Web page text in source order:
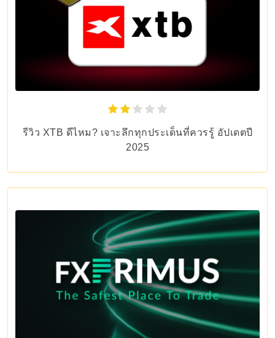
รีวิว XTB ดีไหม? เจาะลึกทุกประเด็นที่ควรรู้ อัปเดตปี
2025